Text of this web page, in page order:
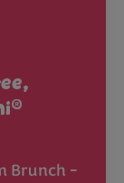
®
Brunch -